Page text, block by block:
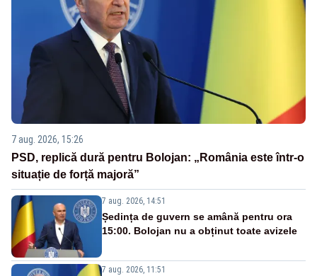
7 aug. 2026, 15:26
PSD, replică dură pentru Bolojan: „România este într-o
situație de forță majoră”
7 aug. 2026, 14:51
Ședința de guvern se amână pentru ora
15:00. Bolojan nu a obținut toate avizele
7 aug. 2026, 11:51